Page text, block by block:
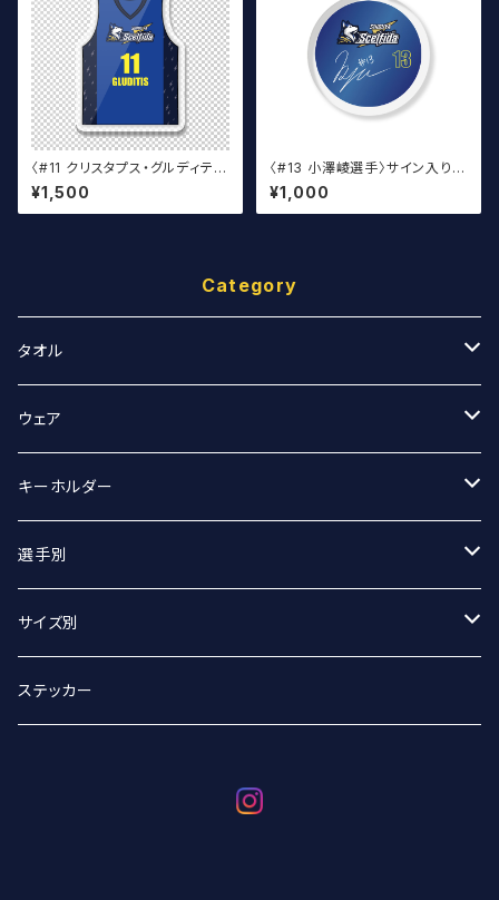
〈#11 クリスタプス・グルディティ
ス選手〉ユニフォームキーホルダ
ー（青）
¥1,500
〈#13 小澤崚選手〉サイン入り丸
アクキー
¥1,000
Category
タオル
スポーツタオル
マフラータオル
ウェア
Tシャツ
Tシャツ（オーバーサイズ）
ベースボールシャツ
選手別
キーホルダー
丸アクキー
ユニフォームアクキー
選手別
#2 宮坂侑選手
#9 ジグマルス・ライモ選手
サイズ別
Sサイズ
ステッカー